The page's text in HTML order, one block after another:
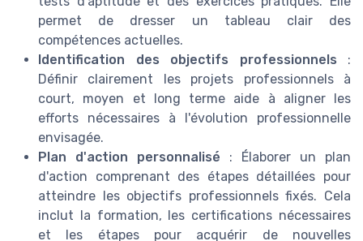
permet de dresser un tableau clair des
compétences actuelles.
Identification des objectifs professionnels :
Définir clairement les projets professionnels à
court, moyen et long terme aide à aligner les
efforts nécessaires à l'évolution professionnelle
envisagée.
Plan d'action personnalisé : Élaborer un plan
d'action comprenant des étapes détaillées pour
atteindre les objectifs professionnels fixés. Cela
inclut la formation, les certifications nécessaires
et les étapes pour acquérir de nouvelles